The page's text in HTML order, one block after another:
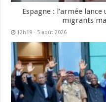
Espagne : l’armée
migrants
12h19 - 5 août 2026